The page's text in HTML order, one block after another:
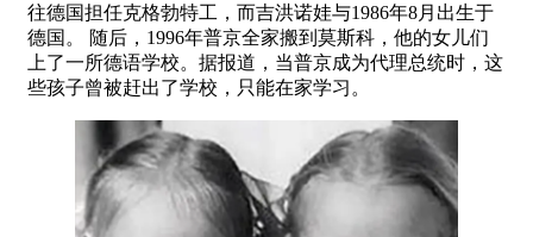
往德国担任克格勃特工，而吉洪诺娃与1986年8月出生于
德国。 随后，1996年普京全家搬到莫斯科，他的女儿们
上了一所德语学校。据报道，当普京成为代理总统时，这
些孩子曾被赶出了学校，只能在家学习。